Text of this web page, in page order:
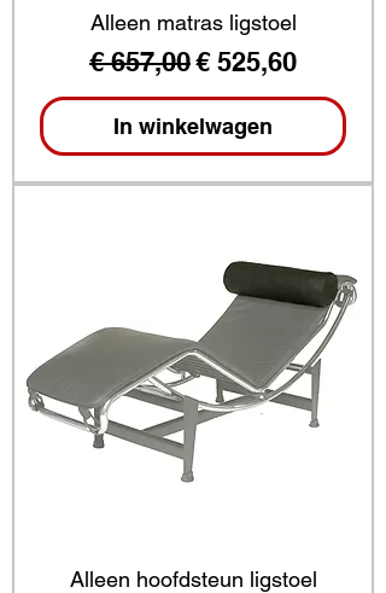
Alleen matras ligstoel
Normale prijs
€ 657,00Verkoopprijs
€ 525,60
In winkelwagen
Alleen hoofdsteun ligstoel